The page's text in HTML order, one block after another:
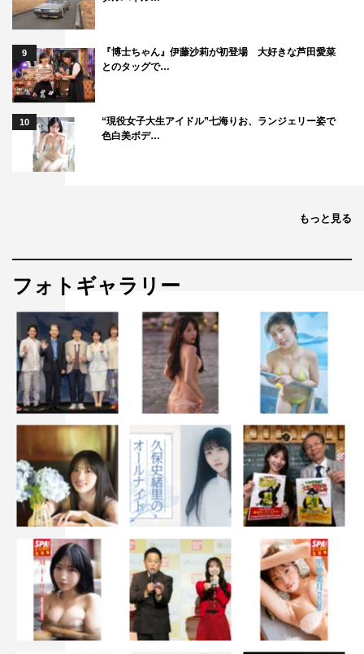
9
『博士ちゃん』伊藤沙莉が初登場 大好きな芦田愛菜
とのタッグで…
10
“現役女子大生アイドル”七海りお、ランジェリー姿で
色白美ボデ…
もっと見る
フォトギャラリー